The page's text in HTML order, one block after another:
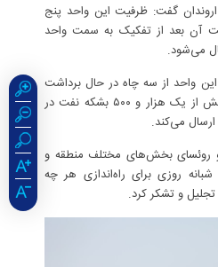
گفت: ظرفیت این واحد پنج
آن بعد از تفکیک به سمت واحد
می‌شود.
واحد از سه چاه در حال برداشت
نفت بوده و بعد از تفکیک بیش از یک‌ هزار و ۵۰۰ بشکه نفت در
ارسال می‌کند.
روئسای بخش‌های مختلف منطقه و
روزی برای راه‌اندازی هر چه
و تشکر کرد.